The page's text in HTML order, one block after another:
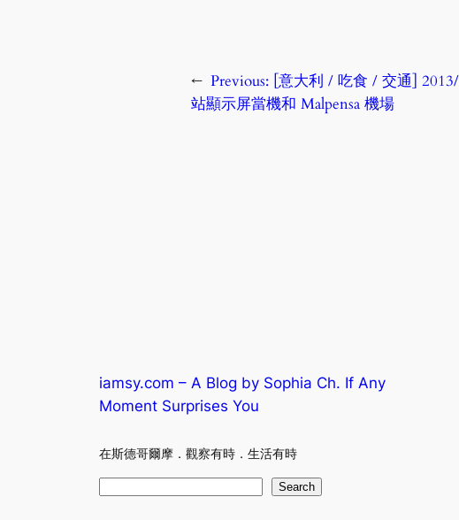
← Previous: [意大利 / 吃食 / 交通]
站顯示屏當機和 Malpensa 機場
iamsy.com – A Blog by Sophia Ch. If Any
Moment Surprises You
在斯德哥爾摩．觀察有時．生活有時
Search